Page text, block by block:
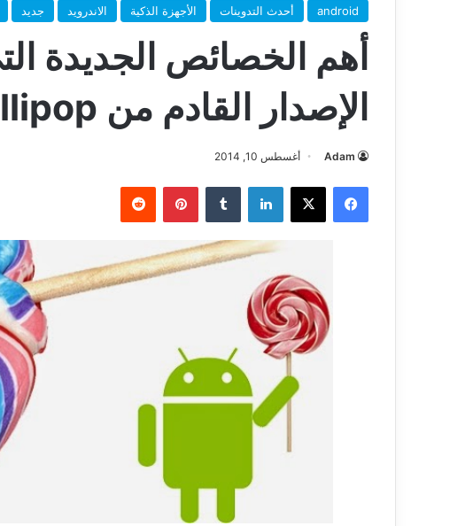
android أحدث التدوينات الأجهزة الذكية الاندرويد جديد
أهم الخصائص الجديدة
الإصدار القادم من Android 5.0 lollipop
Adam أغسطس 10, 2014
فيسبوك ‫X لينكدإن بينتيريست